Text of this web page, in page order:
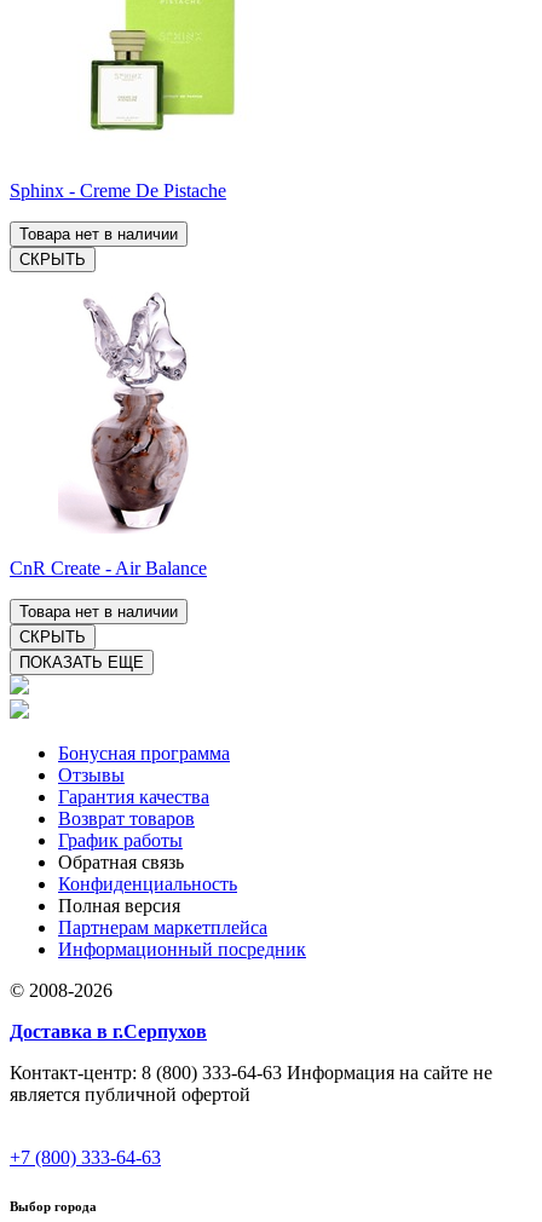
Sphinx - Creme De Pistache
Товара нет в наличии
СКРЫТЬ
CnR Create - Air Balance
Товара нет в наличии
СКРЫТЬ
ПОКАЗАТЬ ЕЩЕ
Бонусная программа
Отзывы
Гарантия качества
Возврат товаров
График работы
Обратная связь
Конфиденциальность
Полная версия
Партнерам маркетплейса
Информационный посредник
© 2008-2026
Доставка в г.Серпухов
Контакт-центр: 8 (800) 333-64-63 Информация на сайте не
является публичной офертой
+7 (800) 333-64-63
Выбор города